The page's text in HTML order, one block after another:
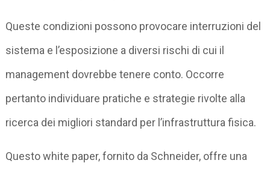
Queste condizioni possono provocare interruzioni del
sistema e l’esposizione a diversi rischi di cui il
management dovrebbe tenere conto. Occorre
pertanto individuare pratiche e strategie rivolte alla
ricerca dei migliori standard per l’infrastruttura fisica.
Questo white paper, fornito da Schneider, offre una